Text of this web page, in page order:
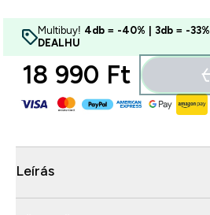
Multibuy! 4db = -40% | 3db = -33%
DEALHU
18 990 Ft‎
Leírás